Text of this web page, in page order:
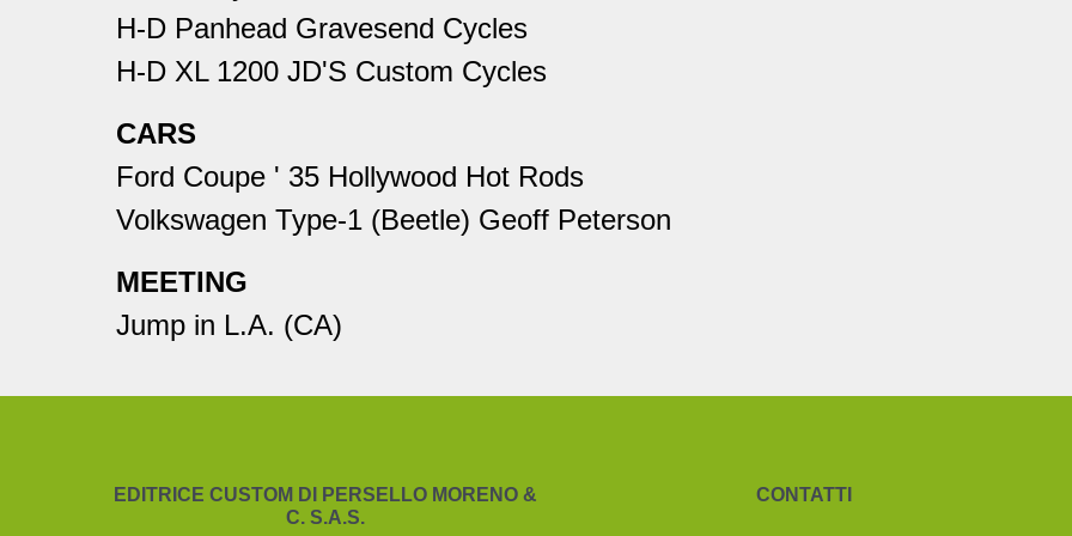
H-D Panhead Gravesend Cycles
H-D XL 1200 JD'S Custom Cycles
CARS
Ford Coupe ' 35 Hollywood Hot Rods
Volkswagen Type-1 (Beetle) Geoff Peterson
MEETING
Jump in L.A. (CA)
EDITRICE CUSTOM DI PERSELLO MORENO &
C. S.A.S.
CONTATTI